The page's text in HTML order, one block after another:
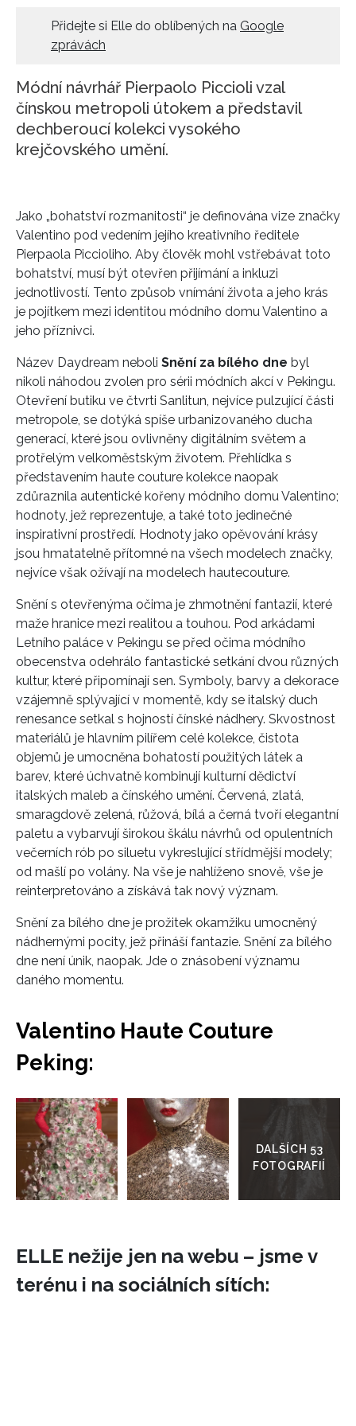
Přidejte si Elle do oblíbených na Google
zprávách
Módní návrhář Pierpaolo Piccioli vzal
čínskou metropoli útokem a představil
dechberoucí kolekci vysokého
krejčovského umění.
Jako „bohatství rozmanitosti“ je definována vize značky
Valentino pod vedením jejího kreativního ředitele
Pierpaola Piccioliho. Aby člověk mohl vstřebávat toto
bohatství, musí být otevřen přijímání a inkluzi
jednotlivostí. Tento způsob vnímání života a jeho krás
je pojítkem mezi identitou módního domu Valentino a
jeho příznivci.
Název Daydream neboli Snění za bílého dne byl
nikoli náhodou zvolen pro sérii módních akcí v Pekingu.
Otevření butiku ve čtvrti Sanlitun, nejvíce pulzující části
metropole, se dotýká spíše urbanizovaného ducha
generací, které jsou ovlivněny digitálním světem a
protřelým velkoměstským životem. Přehlídka s
představením haute couture kolekce naopak
zdůraznila autentické kořeny módního domu Valentino;
hodnoty, jež reprezentuje, a také toto jedinečné
inspirativní prostředí. Hodnoty jako opěvování krásy
jsou hmatatelně přítomné na všech modelech značky,
nejvíce však ožívají na modelech hautecouture.
Snění s otevřenýma očima je zhmotnění fantazií, které
maže hranice mezi realitou a touhou. Pod arkádami
Letního paláce v Pekingu se před očima módního
obecenstva odehrálo fantastické setkání dvou různých
kultur, které připomínají sen. Symboly, barvy a dekorace
vzájemně splývající v momentě, kdy se italský duch
renesance setkal s hojností čínské nádhery. Skvostnost
materiálů je hlavním pilířem celé kolekce, čistota
objemů je umocněna bohatostí použitých látek a
barev, které úchvatně kombinují kulturní dědictví
italských maleb a čínského umění. Červená, zlatá,
smaragdově zelená, růžová, bílá a černá tvoří elegantní
paletu a vybarvují širokou škálu návrhů od opulentních
večerních rób po siluetu vykreslující střídmější modely;
od mašlí po volány. Na vše je nahlíženo snově, vše je
reinterpretováno a získává tak nový význam.
Snění za bílého dne je prožitek okamžiku umocněný
nádhernými pocity, jež přináší fantazie. Snění za bílého
dne není únik, naopak. Jde o znásobení významu
daného momentu.
Valentino Haute Couture
Peking:
Přejít
galerie
ELLE nežije jen na webu – jsme v
terénu i na sociálních sítích: